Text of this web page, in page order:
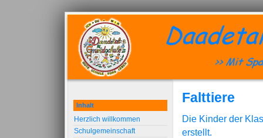
Falttiere
Die Kinder der
erstellt.
Inhalt
Herzlich willkommen
Schulgemeinschaft